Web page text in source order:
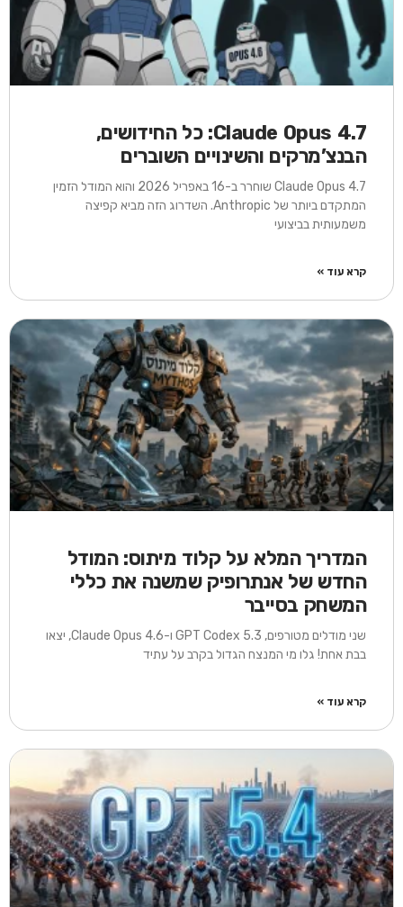
Claude Opus 4.7: כל החידושים,
הבנצ’מרקים והשינויים השוברים
Claude Opus 4.7 שוחרר ב-16 באפריל 2026 והוא המודל הזמין
המתקדם ביותר של Anthropic. השדרוג הזה מביא קפיצה
משמעותית בביצועי
קרא עוד »
המדריך המלא על קלוד מיתוס: המודל
החדש של אנתרופיק שמשנה את כללי
המשחק בסייבר
שני מודלים מטורפים, GPT Codex 5.3 ו-Claude Opus 4.6, יצאו
בבת אחת! גלו מי המנצח הגדול בקרב על עתיד
קרא עוד »